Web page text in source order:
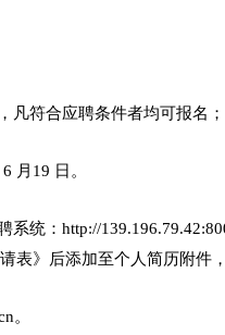
凡符合应聘条件者均可报名；
月19 日。
系统：http://
表》后添加至个人简历附
。